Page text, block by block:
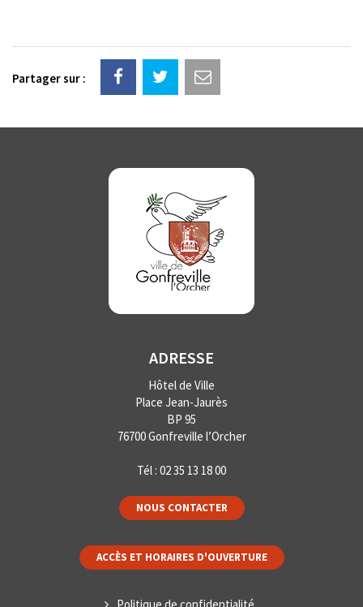
Partager sur :
ADRESSE
Hôtel de Ville
Place Jean-Jaurès
BP 95
76700 Gonfreville l’Orcher
Tél : 02 35 13 18 00
NOUS CONTACTER
ACCÈS ET HORAIRES D'OUVERTURE